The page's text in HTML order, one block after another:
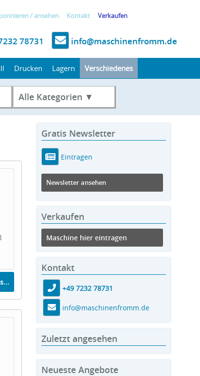
/ansehen Kontakt Verkaufen
78731 info@maschinenfromm.de
Drucken Lagern Verschiedenes
Alle Kategorien ▼
Gratis Newsletter
Eintragen
Newsletter ansehen
Verkaufen
Maschine hier eintragen
Kontakt
+49 7232 78731
info@maschinenfromm.de
Zuletzt angesehen
Neueste Angebote